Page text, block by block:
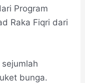
Program
Raka Fiqri dari
bunga.